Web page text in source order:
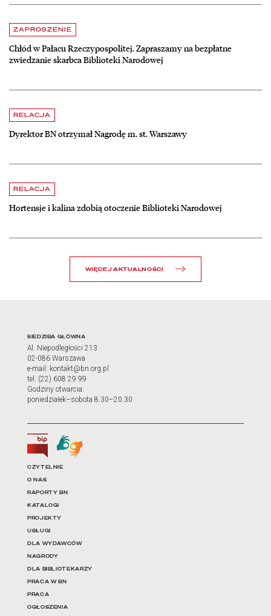
Aktualności
ZAPROSZENIE
Chłód w Pałacu Rzeczypospolitej. Zapraszamy na bezpłatne
zwiedzanie skarbca Biblioteki Narodowej
czytaj więcej o Chłód w Pałacu Rzeczypospolitej. Zapraszamy na
RELACJA
Dyrektor BN otrzymał Nagrodę m. st. Warszawy
czytaj więcej o Dyrektor BN otrzymał Nagrodę m. st. Warszawy
RELACJA
Hortensje i kalina zdobią otoczenie Biblioteki Narodowej
czytaj więcej o Hortensje i kalina zdobią otoczenie Biblioteki
WIĘCEJ AKTUALNOŚCI
Adres oraz godziny
SIEDZIBA GŁÓWNA
Al. Niepodległości 213
02-086 Warszawa
e-mail: kontakt@bn.org.pl
tel. (22) 608 29 99
Godziny otwarcia:
poniedziałek–sobota 8.30–20.30
Biuletyn Informacji Publicznej
Tłumacz języka migowego
Linki do najważniejszych
CZYTELNIE
O NAS
RAPORTY BN
KATALOGI
PROJEKTY
USŁUGI
DLA WYDAWCÓW
NAGRODY
DLA BIBLIOTEKARZY
PRACA W BN
PRACA
OGŁOSZENIA